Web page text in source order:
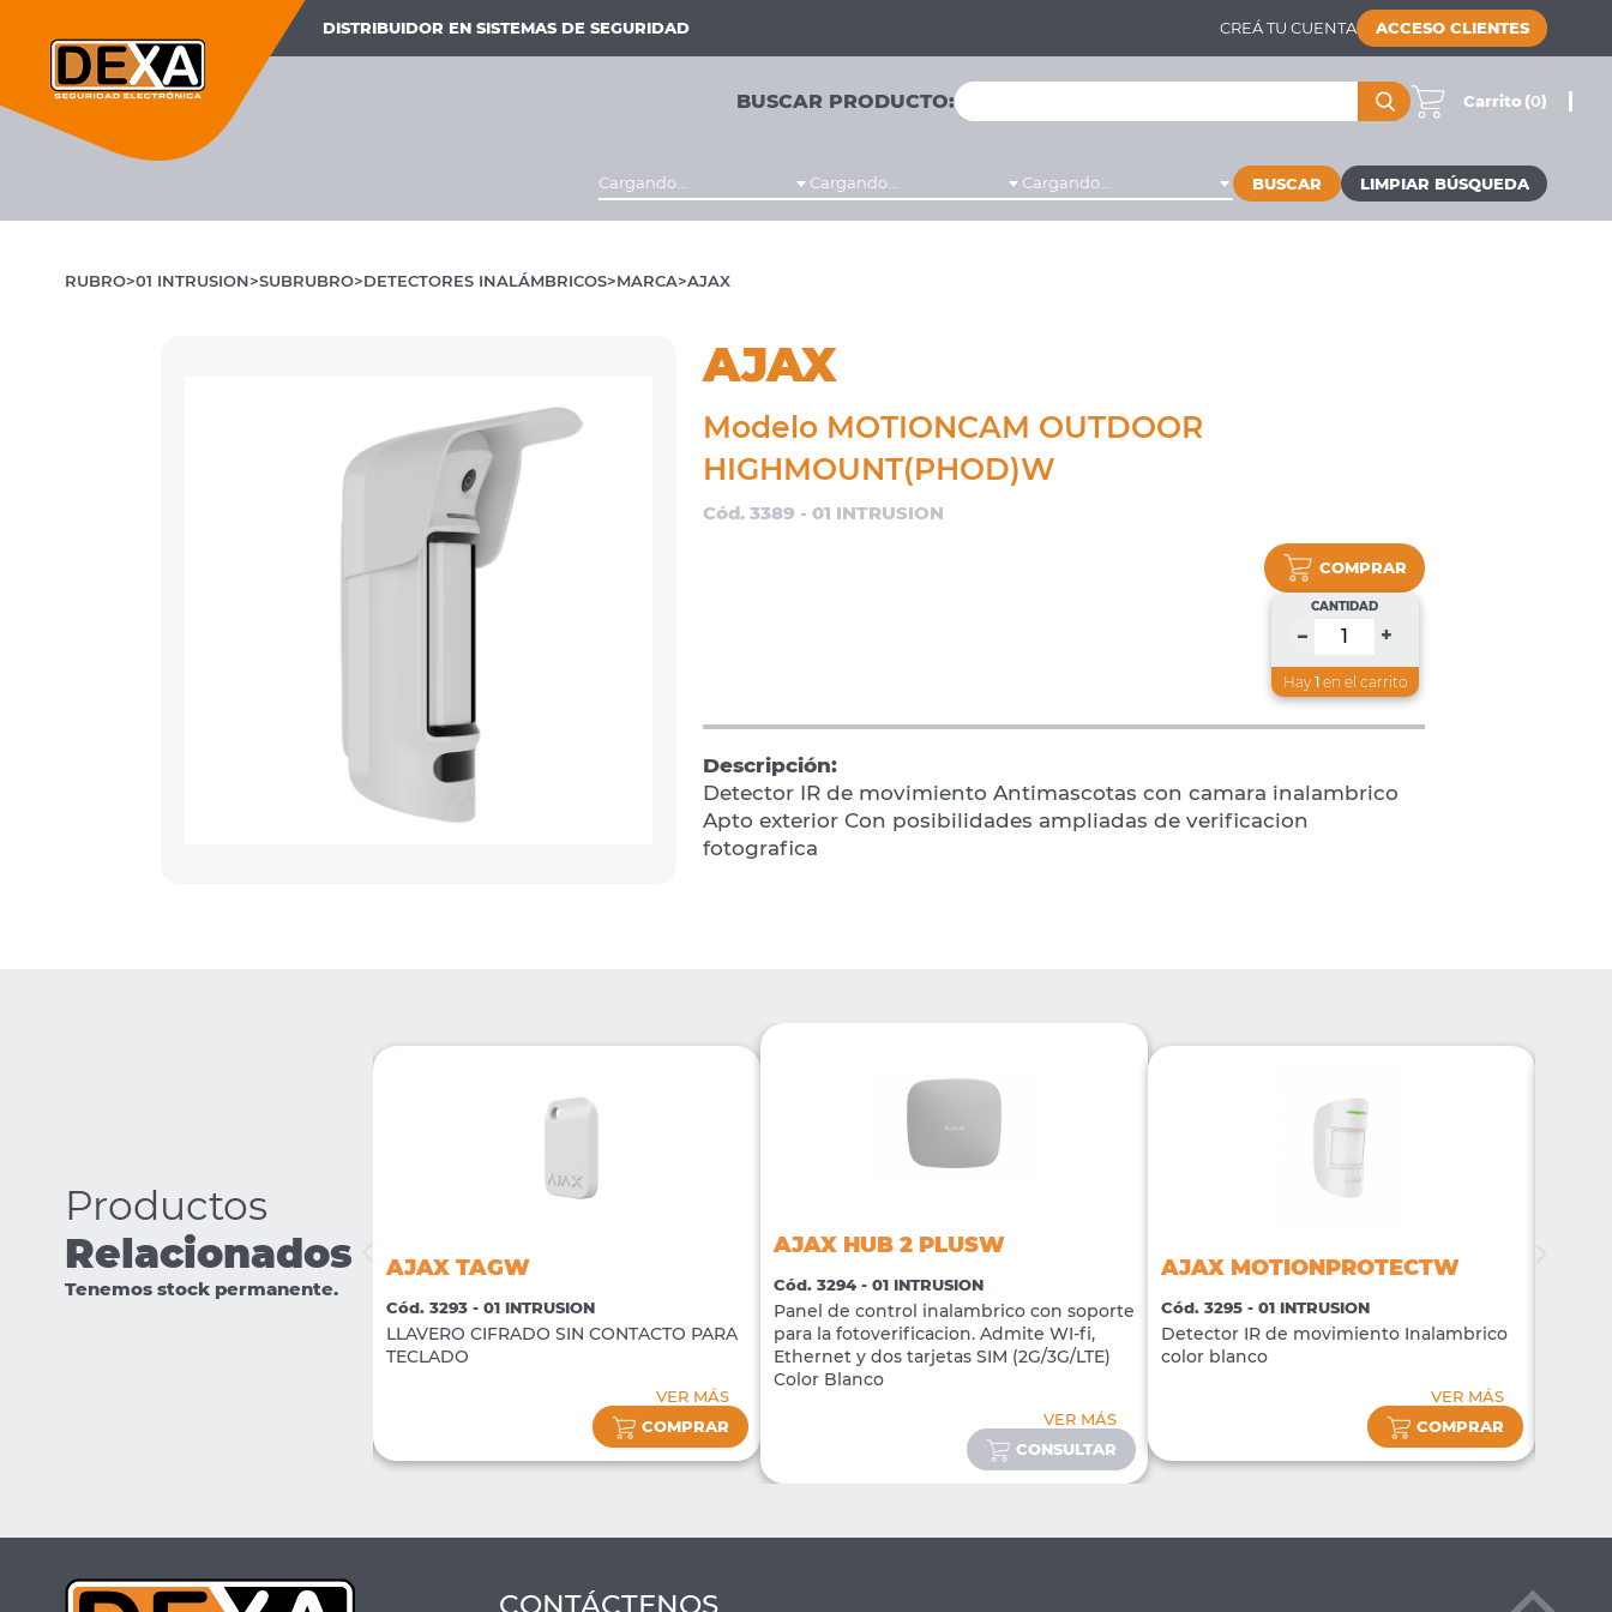
DISTRIBUIDOR EN SISTEMAS DE SEGURIDAD CREÁ TU CUENTA ACCESO CLIENTES
BUSCAR PRODUCTO: Carrito (0)
Cargando... Cargando... Cargando... BUSCAR
RUBRO 01 INTRUSION SUBRUBRO DETECTORES INALÁMBRICOS MARCA AJAX
AJAX
Modelo MOTIONCAM OUTDOOR
HIGHMOUNT(PHOD)W
Cód. 3389 - 01 INTRUSION
COMPRAR
CANTIDAD
– +
Hay 1en el carrito
Descripción:
Detector IR de movimiento Antimascotas con camara inalambrico
Apto exterior Con posibilidades ampliadas de verificacion
fotografica
Productos
Relacionados
Tenemos stock permanente.
TRANSMITTER AJAX TAGW
Cód. 3293 - 01 INTRUSION
LLAVERO CIFRADO SIN CONTACTO PARA
TECLADO
VER MÁS
COMPRAR
AJAX HUB 2 PLUSW
Cód. 3294 - 01 INTRUSION
Panel de control inalambrico con soporte
para la fotoverificacion. Admite WI-fi,
Ethernet y dos tarjetas SIM (2G/3G/LTE)
Color Blanco
VER MÁS
CONSULTAR
AJAX MOTIONPROTECTW
Cód. 3295 - 01 INTRUSION
Detector IR de movimiento Inalambrico
color blanco
VER MÁS
COMPRAR
CONTÁCTENOS